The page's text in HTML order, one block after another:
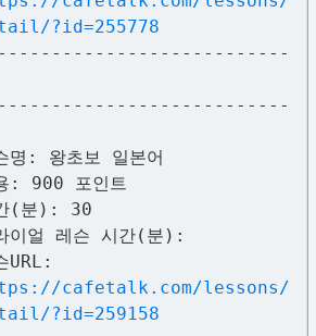
?id=255778
명: 왕초보 일본어
: 900 포인트
(분): 30
이얼 레슨 시간(분):
URL:
cafetalk.com/lessons/
?id=259158